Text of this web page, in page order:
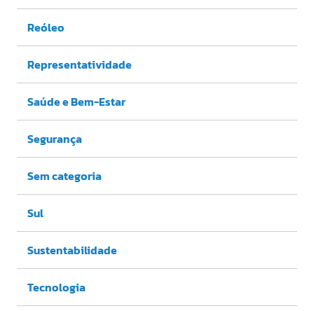
Reóleo
Representatividade
Saúde e Bem-Estar
Segurança
Sem categoria
Sul
Sustentabilidade
Tecnologia